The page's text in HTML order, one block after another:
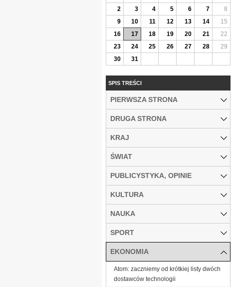
2
3 4 5 6 7
8
9
10 11 12 13 14
15
16
17 18 19 20 21
22
23
24 25 26 27 28
29
30
31
SPIS TREŚCI
PIERWSZA STRONA
DRUGA STRONA
KRAJ
ŚWIAT
PUBLICYSTYKA, OPINIE
KULTURA
NAUKA
SPORT
EKONOMIA
Atom: zaczniemy od krótkiej listy dwóch
dostawców technologii